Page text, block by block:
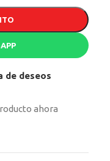
de deseos
ahora